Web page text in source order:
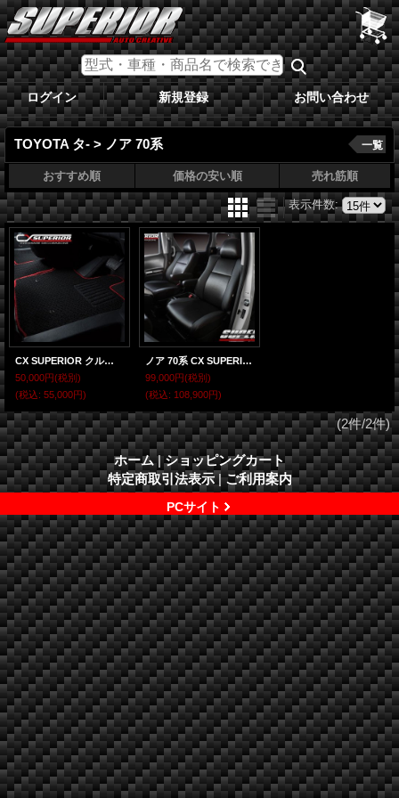
ログイン 新規登録 お問い合わせ
TOYOTA タ- > ノア 70系 一覧
おすすめ順 価格の安い順 売れ筋順
表示件数:
CX SUPERIOR クルージングフロアマット ノア 70系
50,000円(税別)
(税込: 55,000円)
ノア 70系 CX SUPERIOR カーボンルックシートカバー
99,000円(税別)
(税込: 108,900円)
(2件/2件)
ホーム | ショッピングカート
特定商取引法表示 | ご利用案内
PCサイト